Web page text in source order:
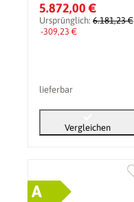
5.872,00 €
Ursprünglich: 6.181,23 €
-309,23 €
lieferbar
Vergleichen
A